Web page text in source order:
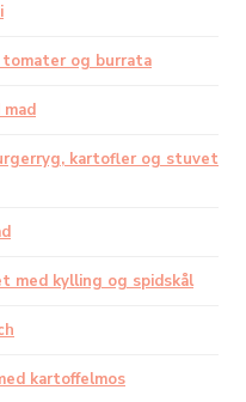
og burrata
kartofler og stuvet
med kylling og spidskål
kartoffelmos